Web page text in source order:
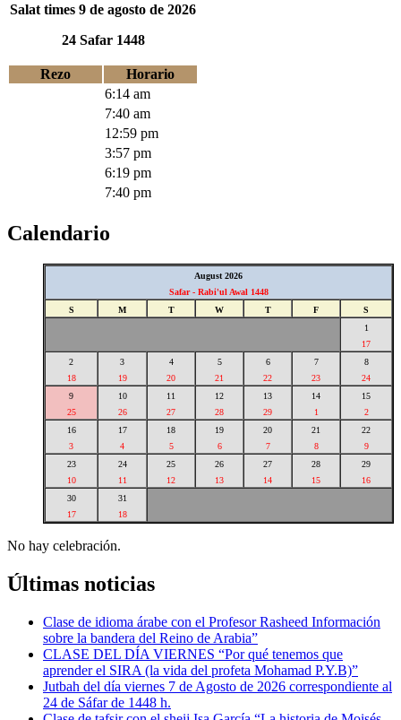
Salat times 9 de agosto de 2026
24 Safar 1448
Rezo
Horario
6:14 am
7:40 am
12:59 pm
3:57 pm
6:19 pm
7:40 pm
Calendario
August 2026
Safar - Rabi'ul Awal 1448
S
M T W T F
S
1
17
2
18
3
19
4
20
5
21
6
22
7
23
8
24
9
25
10
26
11
27
12
28
13
29
14
1
15
2
16
3
17
4
18
5
19
6
20
7
21
8
22
9
23
10
24
11
25
12
26
13
27
14
28
15
29
16
30
17
31
18
No hay celebración.
Últimas noticias
Clase de idioma árabe con el Profesor Rasheed Información
sobre la bandera del Reino de Arabia”
CLASE DEL DÍA VIERNES “Por qué tenemos que
aprender el SIRA (la vida del profeta Mohamad P.Y.B)”
Jutbah del día viernes 7 de Agosto de 2026 correspondiente al
24 de Sáfar de 1448 h.